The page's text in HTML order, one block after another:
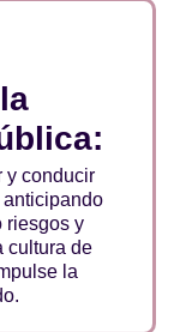
y conducir
anticipando
riesgos y
cultura de
la